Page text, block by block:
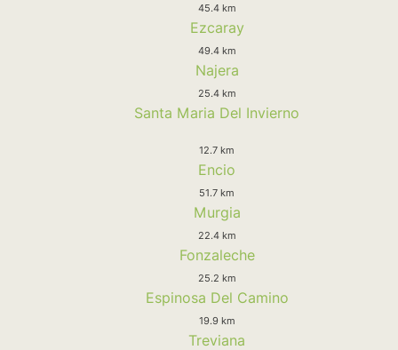
45.4 km
Ezcaray
49.4 km
Najera
25.4 km
Santa Maria Del Invierno
12.7 km
Encio
51.7 km
Murgia
22.4 km
Fonzaleche
25.2 km
Espinosa Del Camino
19.9 km
Treviana